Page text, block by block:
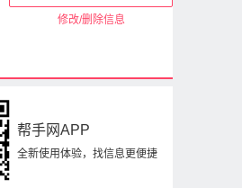
修改/删除信息
帮手网APP
全新使用体验，找信息更便捷